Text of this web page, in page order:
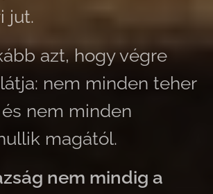
jut.
azt, hogy végre
nem minden teher
nem minden
magától.
nem mindig a